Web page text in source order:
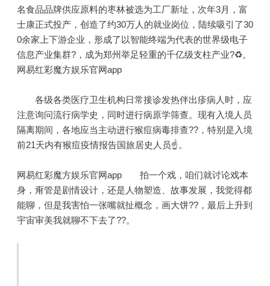
名食品品牌供应原料的枣林被选为工厂新址，次年3月，富
士康正式投产，创造了约30万人的就业岗位，陆续吸引了30
0余家上下游企业，形成了以智能终端为代表的世界级电子
信息产业集群?，成为郑州举足轻重的千亿级支柱产业?♻。
网易红彩魔方娱乐官网app
各级各类医疗卫生机构日常接诊发热伴出疹病人时，应
注意询问流行病学史，同时进行病原学筛查。现有入境人员
隔离期间，各地应当主动进行猴痘病毒排查??，特别是入境
前21天内有猴痘疫情报告国旅居史人员☝。
网易红彩魔方娱乐官网app 拍一个戏，咱们就讨论戏本
身，甭管是剧情设计，还是人物塑造、故事发展，我觉得都
能聊，但是我害怕一张嘴就扯概念，画大饼??，最后上升到
宇宙审美我就聊不下去了??。